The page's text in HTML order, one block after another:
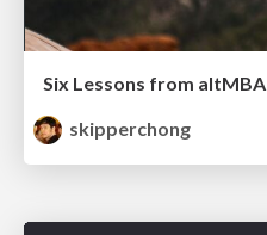
Six Lessons from altMBA
skipperchong